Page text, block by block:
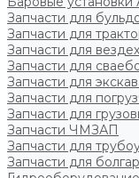
Запчасти для
Запчасти для
Запчасти для
Запчасти для
Запчасти для
Запчасти для
Запчасти для
Запчасти ЧМЗАП
Запчасти для
Запчасти для